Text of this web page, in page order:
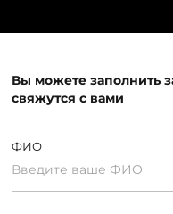
Вы можете заполнить
свяжутся с вами
ФИО